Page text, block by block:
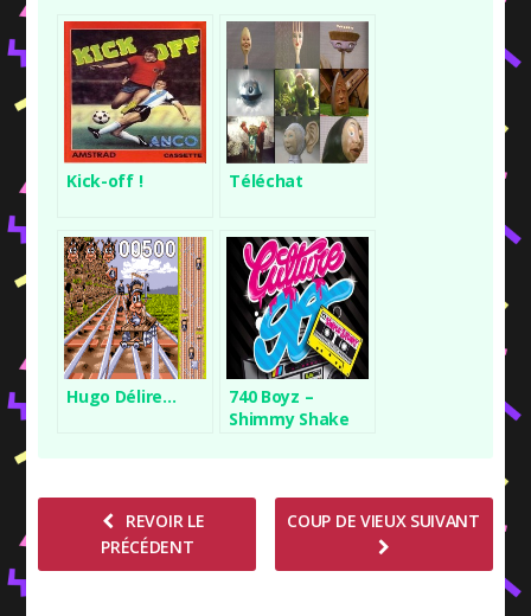
Kick-off ! Téléchat
Hugo Délire…
740 Boyz –
Shimmy Shake
REVOIR LE
PRÉCÉDENT
COUP DE VIEUX SUIVANT